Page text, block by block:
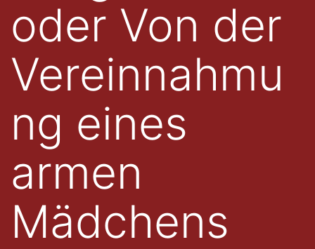
oder Von der
Vereinnahmu
ng eines
armen
Mädchens